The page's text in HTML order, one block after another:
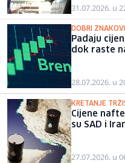
31.07.2026. u
DOBRI ZNAKOVI
Padaju
dok raste
28.07.2026. u
KRETANJE
Cijene
su SAD i
27.07.2026. u